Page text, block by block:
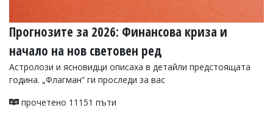
Прогнозите за 2026: Финансова криза и
начало на нов световен ред
Астролози и ясновидци описаха в детайли предстоящата
година. „Флагман“ ги проследи за вас
прочетено 11151 пъти